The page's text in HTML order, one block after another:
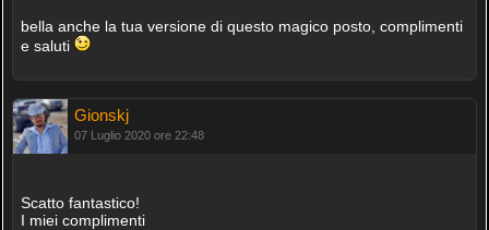
bella anche la tua versione di questo magico posto, complimenti
e saluti
Gionskj
07 Luglio 2020 ore 22:48
Scatto fantastico!
I miei complimenti